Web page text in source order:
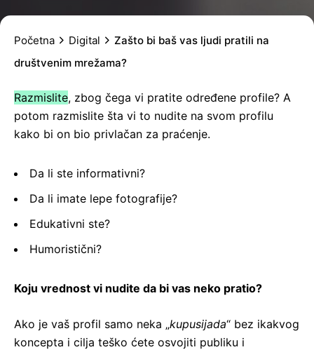
Početna Digital
Zašto bi baš vas ljudi pratili na
društvenim mrežama?
Razmislite, zbog čega vi pratite određene profile? A
potom razmislite šta vi to nudite na svom profilu
kako bi on bio privlačan za praćenje.
Da li ste informativni?
Da li imate lepe fotografije?
Edukativni ste?
Humoristični?
Koju vrednost vi nudite da bi vas neko pratio?
Ako je vaš profil samo neka „kupusijada“ bez ikakvog
koncepta i cilja teško ćete osvojiti publiku i